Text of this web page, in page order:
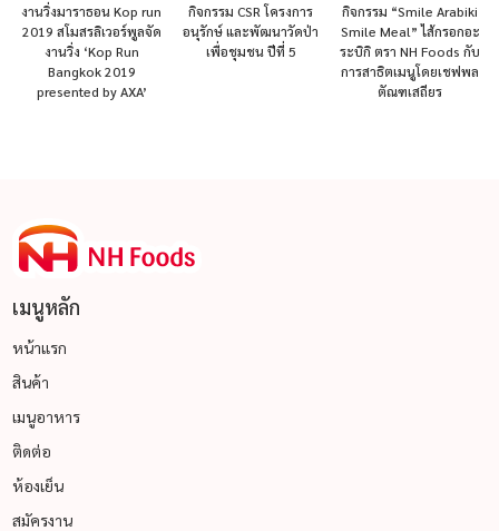
งานวิ่งมาราธอน Kop run
2019 สโมสรลิเวอร์พูลจัด
งานวิ่ง ‘Kop Run
Bangkok 2019
presented by AXA’
กิจกรรม CSR โครงการ
อนุรักษ์ และพัฒนาวัดป่า
เพื่อชุมชน ปีที่ 5
กิจกรรม “Smile Arabiki
Smile Meal” ไส้กรอกอะ
ระบิกิ ตรา NH Foods กับ
การสาธิตเมนูโดยเชฟพล
ตัณฑเสถียร
เมนูหลัก
หน้าแรก
สินค้า
เมนูอาหาร
ติดต่อ
ห้องเย็น
สมัครงาน